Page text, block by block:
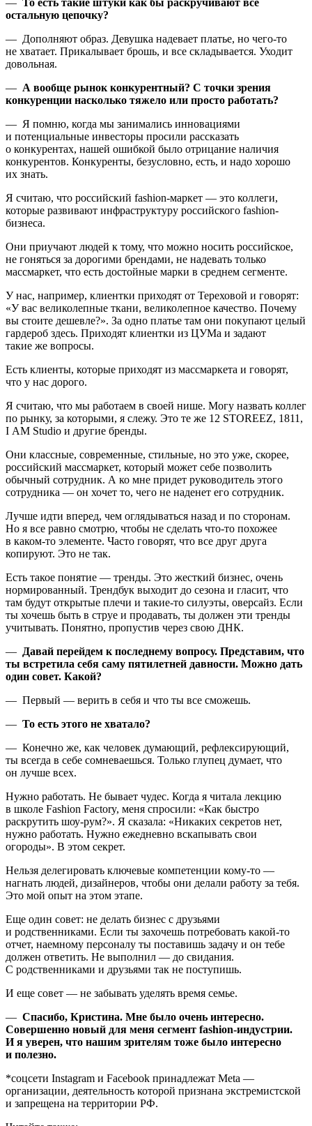
остальную цепочку?
— Дополняют образ. Девушка надевает платье, но чего-то
не хватает. Прикалывает брошь, и все складывается. Уходит
довольная.
— А вообще рынок конкурентный? С точки зрения
конкуренции насколько тяжело или просто работать?
— Я помню, когда мы занимались инновациями
и потенциальные инвесторы просили рассказать
о конкурентах, нашей ошибкой было отрицание наличия
конкурентов. Конкуренты, безусловно, есть, и надо хорошо
их знать.
Я считаю, что российский fashion-маркет — это коллеги,
которые развивают инфраструктуру российского fashion-
бизнеса.
Они приучают людей к тому, что можно носить российское,
не гоняться за дорогими брендами, не надевать только
массмаркет, что есть достойные марки в среднем сегменте.
У нас, например, клиентки приходят от Тереховой и говорят:
«У вас великолепные ткани, великолепное качество. Почему
вы стоите дешевле?». За одно платье там они покупают целый
гардероб здесь. Приходят клиентки из ЦУМа и задают
такие же вопросы.
Есть клиенты, которые приходят из массмаркета и говорят,
что у нас дорого.
Я считаю, что мы работаем в своей нише. Могу назвать коллег
по рынку, за которыми, я слежу. Это те же 12 STOREEZ, 1811,
I AM Studio и другие бренды.
Они классные, современные, стильные, но это уже, скорее,
российский массмаркет, который может себе позволить
обычный сотрудник. А ко мне придет руководитель этого
сотрудника — он хочет то, чего не наденет его сотрудник.
Лучше идти вперед, чем оглядываться назад и по сторонам.
Но я все равно смотрю, чтобы не сделать что-то похожее
в каком-то элементе. Часто говорят, что все друг друга
копируют. Это не так.
Есть такое понятие — тренды. Это жесткий бизнес, очень
нормированный. Трендбук выходит до сезона и гласит, что
там будут открытые плечи и такие-то силуэты, оверсайз. Если
ты хочешь быть в струе и продавать, ты должен эти тренды
учитывать. Понятно, пропустив через свою ДНК.
— Давай перейдем к последнему вопросу. Представим, что
ты встретила себя саму пятилетней давности. Можно дать
один совет. Какой?
— Первый — верить в себя и что ты все сможешь.
— То есть этого не хватало?
— Конечно же, как человек думающий, рефлексирующий,
ты всегда в себе сомневаешься. Только глупец думает, что
он лучше всех.
Нужно работать. Не бывает чудес. Когда я читала лекцию
в школе Fashion Factory, меня спросили: «Как быстро
раскрутить шоу-рум?». Я сказала: «Никаких секретов нет,
нужно работать. Нужно ежедневно вскапывать свои
огороды». В этом секрет.
Нельзя делегировать ключевые компетенции кому-то —
нагнать людей, дизайнеров, чтобы они делали работу за тебя.
Это мой опыт на этом этапе.
Еще один совет: не делать бизнес с друзьями
и родственниками. Если ты захочешь потребовать какой-то
отчет, наемному персоналу ты поставишь задачу и он тебе
должен ответить. Не выполнил — до свидания.
С родственниками и друзьями так не поступишь.
И еще совет — не забывать уделять время семье.
— Спасибо, Кристина. Мне было очень интересно.
Совершенно новый для меня сегмент fashion-индустрии.
И я уверен, что нашим зрителям тоже было интересно
и полезно.
*cоцсети Instagram и Facebook принадлежат Meta —
организации, деятельность которой признана экстремистской
и запрещена на территории РФ.